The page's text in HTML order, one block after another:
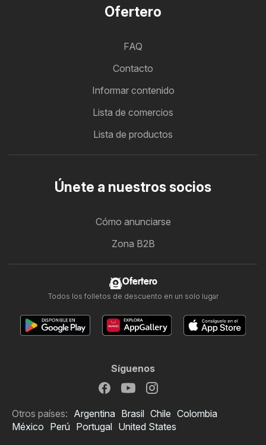
Ofertero
FAQ
Contacto
Informar contenido
Lista de comercios
Lista de productos
Únete a nuestros socios
Cómo anunciarse
Zona B2B
Ofertero
Todos los folletos de descuento en un solo lugar
Síguenos
Otros países: Argentina Brasil Chile Colombia
México Perú Portugal United States